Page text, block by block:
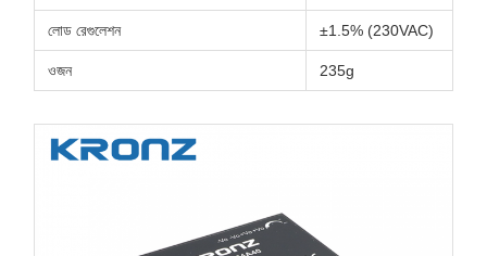
লোড রেগুলেশন ±1.5% (230VAC)
ওজন 235g